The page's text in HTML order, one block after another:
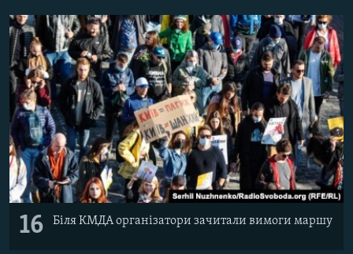
16 Біля КМДА організатори зачитали вимоги маршу